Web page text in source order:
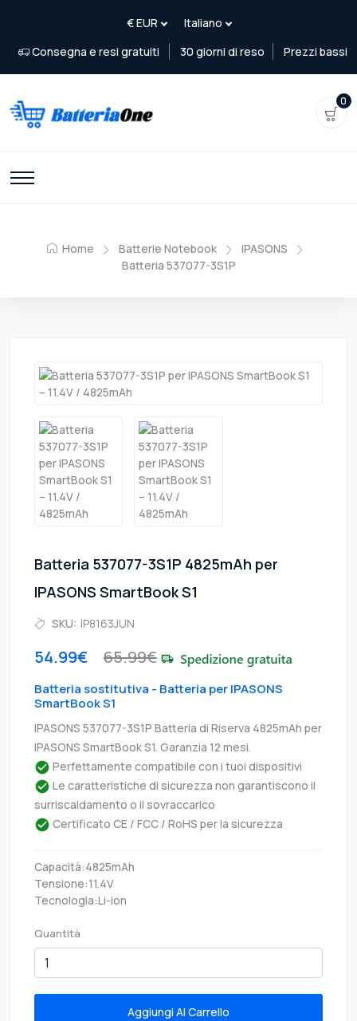
Consegna e resi gratuiti 30 giorni di reso Prezzi bassi
0
Home Batterie Notebook
IPASONS
Batteria 537077-3S1P
Batteria 537077-3S1P 4825mAh per
IPASONS SmartBook S1
SKU: IP8163JUN
54.99€ 65.99€
Batteria sostitutiva - Batteria per IPASONS
SmartBook S1
IPASONS 537077-3S1P Batteria di Riserva 4825mAh per
IPASONS SmartBook S1. Garanzia 12 mesi.
Perfettamente compatibile con i tuoi dispositivi
Le caratteristiche di sicurezza non garantiscono il
surriscaldamento o il sovraccarico
Certificato CE / FCC / RoHS per la sicurezza
Capacità:4825mAh
Tensione:11.4V
Tecnologia:Li-ion
Quantità
Aggiungi Al Carrello